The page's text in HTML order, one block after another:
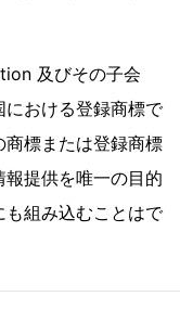
及びその子会
おける登録商標で
標または登録商標
提供を唯一の目的
も組み込むことはで